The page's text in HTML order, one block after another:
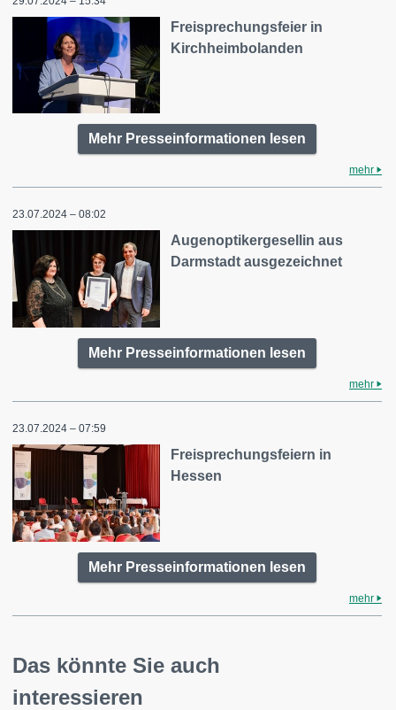
Freisprechungsfeier in
Kirchheimbolanden
Mehr Presseinformationen lesen
mehr
23.07.2024 – 08:02
Augenoptikergesellin aus
Darmstadt ausgezeichnet
Mehr Presseinformationen lesen
mehr
23.07.2024 – 07:59
Freisprechungsfeiern in
Hessen
Mehr Presseinformationen lesen
mehr
Das könnte Sie auch
interessieren